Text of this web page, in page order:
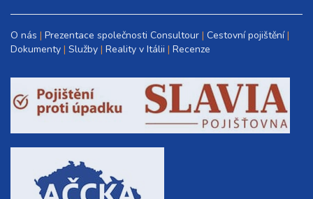
O nás Prezentace společnosti Consultour Cestovní pojištění
Dokumenty Služby Reality v Itálii Recenze